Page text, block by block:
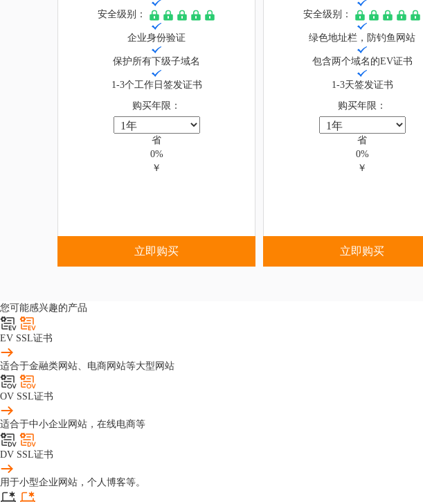
安全级别：
企业身份验证
保护所有下级子域名
1-3个工作日签发证书
购买年限：
省
0%
￥
立即购买
安全级别：
绿色地址栏，防钓鱼网站
包含两个域名的EV证书
1-3天签发证书
购买年限：
省
0%
￥
立即购买
您可能感兴趣的产品
EV SSL证书
适合于金融类网站、电商网站等大型网站
OV SSL证书
适合于中小企业网站，在线电商等
DV SSL证书
用于小型企业网站，个人博客等。